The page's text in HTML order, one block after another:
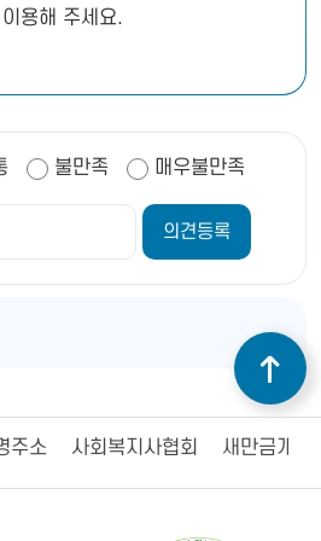
용해 주세요.
불만족 매우불만족
주소 사회복지사협회 새만금개발